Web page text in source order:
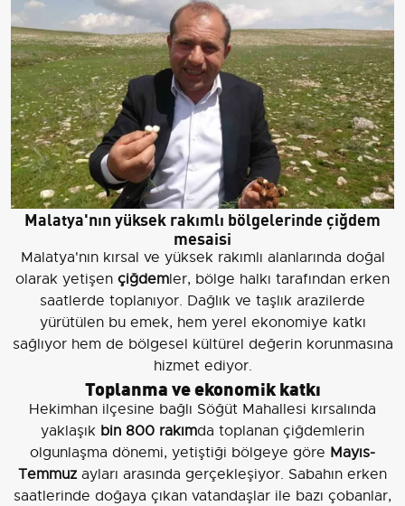
Malatya'nın yüksek rakımlı bölgelerinde çiğdem
mesaisi
Malatya'nın kırsal ve yüksek rakımlı alanlarında doğal
olarak yetişen çiğdemler, bölge halkı tarafından erken
saatlerde toplanıyor. Dağlık ve taşlık arazilerde
yürütülen bu emek, hem yerel ekonomiye katkı
sağlıyor hem de bölgesel kültürel değerin korunmasına
hizmet ediyor.
Toplanma ve ekonomik katkı
Hekimhan ilçesine bağlı Söğüt Mahallesi kırsalında
yaklaşık bin 800 rakımda toplanan çiğdemlerin
olgunlaşma dönemi, yetiştiği bölgeye göre Mayıs-
Temmuz ayları arasında gerçekleşiyor. Sabahın erken
saatlerinde doğaya çıkan vatandaşlar ile bazı çobanlar,